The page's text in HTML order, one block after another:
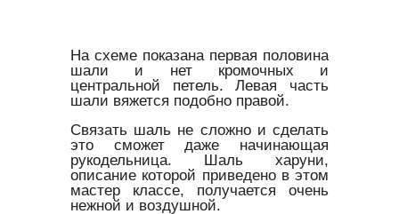
На схеме показана первая половина
шали и нет кромочных и
центральной петель. Левая часть
шали вяжется подобно правой.
Связать шаль не сложно и сделать
это сможет даже начинающая
рукодельница. Шаль харуни,
описание которой приведено в этом
мастер классе, получается очень
нежной и воздушной.